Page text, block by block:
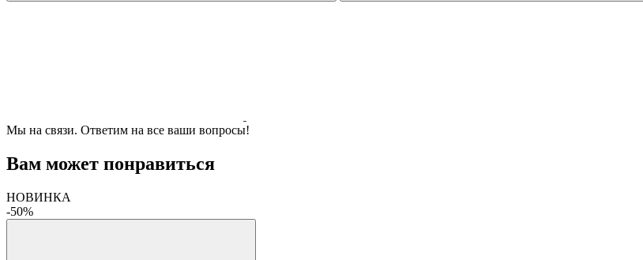
Мы на связи. Ответим на все ваши вопросы!
Вам может понравиться
НОВИНКА
-50%